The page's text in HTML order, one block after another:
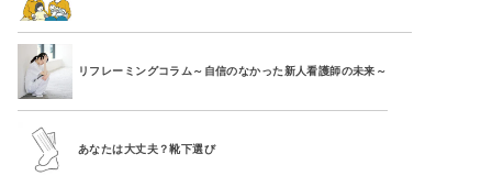
リフレーミングコラム～自信のなかった新人看護師の未来～
あなたは大丈夫？靴下選び